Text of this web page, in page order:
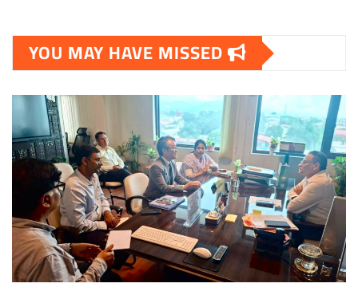
YOU MAY HAVE MISSED